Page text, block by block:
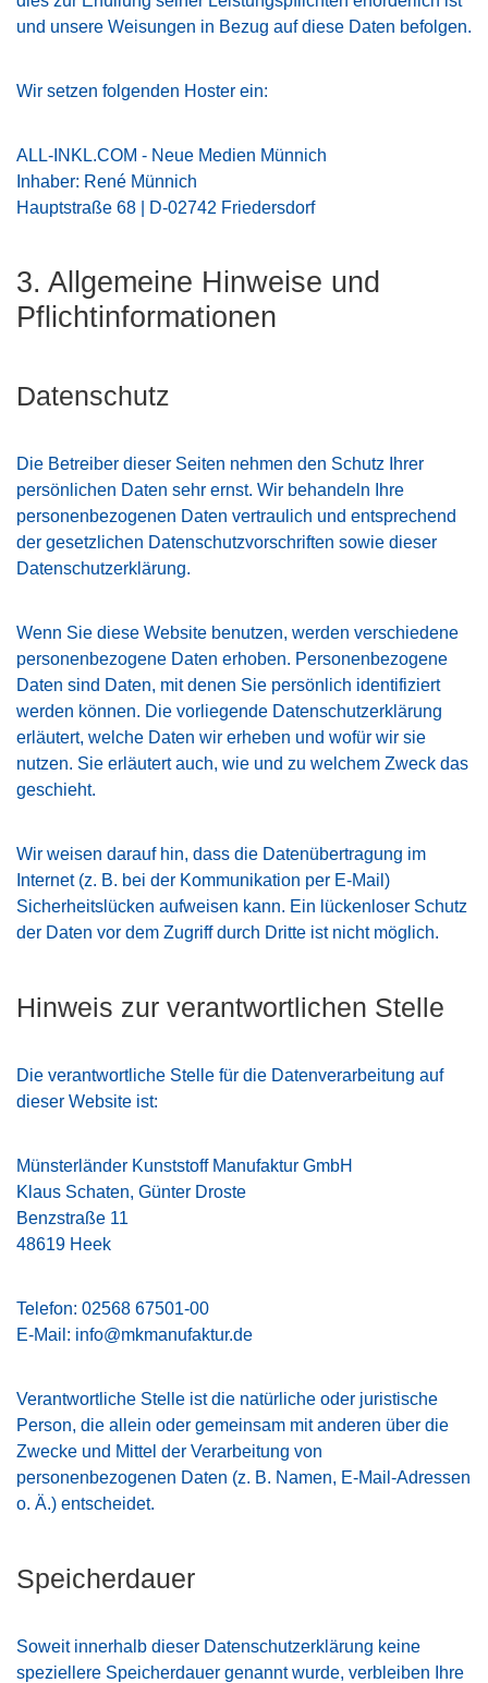
und unsere Weisungen in Bezug auf diese Daten befolgen.
Wir setzen folgenden Hoster ein:
ALL-INKL.COM - Neue Medien Münnich
Inhaber: René Münnich
Hauptstraße 68 | D-02742 Friedersdorf
3. Allgemeine Hinweise und
Pflicht­informationen
Datenschutz
Die Betreiber dieser Seiten nehmen den Schutz Ihrer
persönlichen Daten sehr ernst. Wir behandeln Ihre
personenbezogenen Daten vertraulich und entsprechend
der gesetzlichen Datenschutzvorschriften sowie dieser
Datenschutzerklärung.
Wenn Sie diese Website benutzen, werden verschiedene
personenbezogene Daten erhoben. Personenbezogene
Daten sind Daten, mit denen Sie persönlich identifiziert
werden können. Die vorliegende Datenschutzerklärung
erläutert, welche Daten wir erheben und wofür wir sie
nutzen. Sie erläutert auch, wie und zu welchem Zweck das
geschieht.
Wir weisen darauf hin, dass die Datenübertragung im
Internet (z. B. bei der Kommunikation per E-Mail)
Sicherheitslücken aufweisen kann. Ein lückenloser Schutz
der Daten vor dem Zugriff durch Dritte ist nicht möglich.
Hinweis zur verantwortlichen Stelle
Die verantwortliche Stelle für die Datenverarbeitung auf
dieser Website ist:
Münsterländer Kunststoff Manufaktur GmbH
Klaus Schaten, Günter Droste
Benzstraße 11
48619 Heek
Telefon: 02568 67501-00
E-Mail: info@mkmanufaktur.de
Verantwortliche Stelle ist die natürliche oder juristische
Person, die allein oder gemeinsam mit anderen über die
Zwecke und Mittel der Verarbeitung von
personenbezogenen Daten (z. B. Namen, E-Mail-Adressen
o. Ä.) entscheidet.
Speicherdauer
Soweit innerhalb dieser Datenschutzerklärung keine
speziellere Speicherdauer genannt wurde, verbleiben Ihre